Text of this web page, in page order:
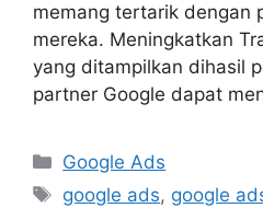
memang tertarik dengan
mereka. Meningkatkan
yang ditampilkan dihasil
partner Google dapat
Google Ads
google ads, google